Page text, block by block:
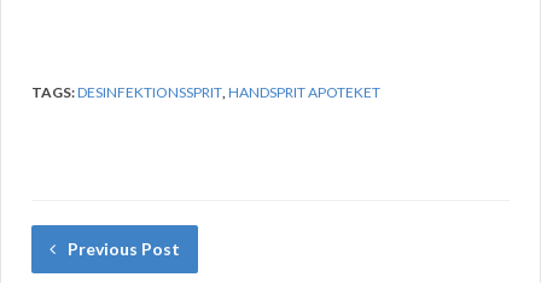
TAGS:DESINFEKTIONSSPRIT,HANDSPRIT APOTEKET
Previous Post